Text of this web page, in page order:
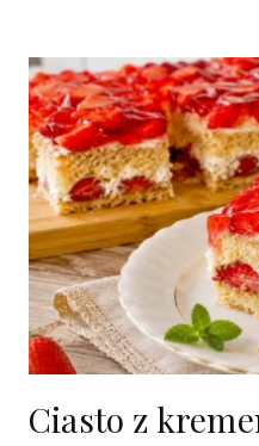
Ciasto z